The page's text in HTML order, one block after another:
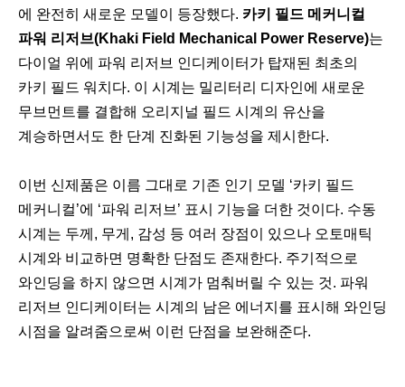
에 완전히 새로운 모델이 등장했다. 카키 필드 메커니컬
파워 리저브(Khaki Field Mechanical Power Reserve)는
다이얼 위에 파워 리저브 인디케이터가 탑재된 최초의
카키 필드 워치다. 이 시계는 밀리터리 디자인에 새로운
무브먼트를 결합해 오리지널 필드 시계의 유산을
계승하면서도 한 단계 진화된 기능성을 제시한다.
이번 신제품은 이름 그대로 기존 인기 모델 ‘카키 필드
메커니컬’에 ‘파워 리저브’ 표시 기능을 더한 것이다. 수동
시계는 두께, 무게, 감성 등 여러 장점이 있으나 오토매틱
시계와 비교하면 명확한 단점도 존재한다. 주기적으로
와인딩을 하지 않으면 시계가 멈춰버릴 수 있는 것. 파워
리저브 인디케이터는 시계의 남은 에너지를 표시해 와인딩
시점을 알려줌으로써 이런 단점을 보완해준다.